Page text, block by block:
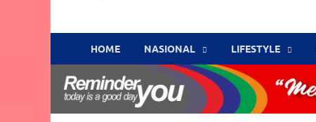
HOME NASIONAL ‎LIFESTYLE